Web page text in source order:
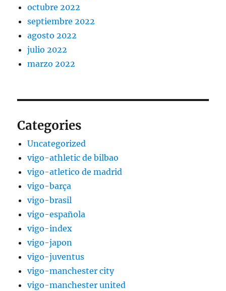
octubre 2022
septiembre 2022
agosto 2022
julio 2022
marzo 2022
Categories
Uncategorized
vigo-athletic de bilbao
vigo-atletico de madrid
vigo-barça
vigo-brasil
vigo-española
vigo-index
vigo-japon
vigo-juventus
vigo-manchester city
vigo-manchester united